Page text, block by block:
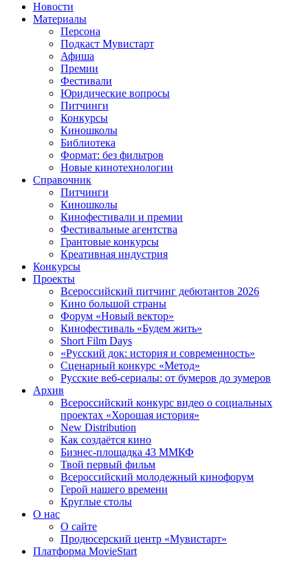
Новости
Материалы
Персона
Подкаст Мувистарт
Афиша
Премии
Фестивали
Юридические вопросы
Питчинги
Конкурсы
Киношколы
Библиотека
Формат: без фильтров
Новые кинотехнологии
Справочник
Питчинги
Киношколы
Кинофестивали и премии
Фестивальные агентства
Грантовые конкурсы
Креативная индустрия
Конкурсы
Проекты
Всероссийский питчинг дебютантов 2026
Кино большой страны
Форум «Новый вектор»
Кинофестиваль «Будем жить»
Short Film Days
«Русский док: история и современность»
Сценарный конкурс «Метод»
Русские веб-сериалы: от бумеров до зумеров
Архив
Всероссийский конкурс видео о социальных
проектах «Хорошая история»
New Distribution
Как создаётся кино
Бизнес-площадка 43 ММКФ
Твой первый фильм
Всероссийский молодежный кинофорум
Герой нашего времени
Круглые столы
О нас
О сайте
Продюсерский центр «Мувистарт»
Платформа MovieStart